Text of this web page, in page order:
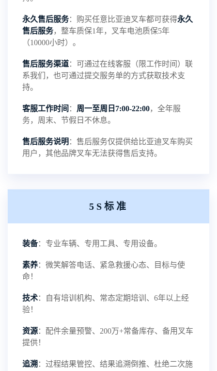
比能量为120Wh/kg，；而体积比能量为200Wh/L，
两种比能量都差不多是铅酸电池的3倍左右。从这也
···
磷酸铁锂电池介绍 NEW
电瓶叉车-叉车百科 NEW
永久售后服务：购买任意比亚迪叉车都可获得永久
售后服务，整车质保1年，叉车电池质保5年
（10000小时）。
售后服务渠道：可通过在线客服（限工作时间）联
系我们，也可通过提交服务单的方式获取技术支
持。
客服工作时间 ： 周一至周日7:00-22:00，全年服
务，周末、节假日不休息。
售后服务说明 ：售后服务仅提供给比亚迪叉车购买
用户，其他品牌叉车无法获得售后支持。
5S标准
装备：专业车辆、专用工具、专用设备。
素养：微笑解答电话、紧急救援心态、目标与使
命！
技术：自有培训机构、常态定期培训、6年以上经
验！
资源：配件余量预警、200万+常备库存、备用叉车
提供！
追溯 ：过程结果管控、结果追溯倒推、杜绝二次施